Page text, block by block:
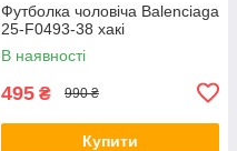
Футболка чоловіча Balenciaga
25-F0493-38 хакі
В наявності
495 ₴ 990 ₴
Купити